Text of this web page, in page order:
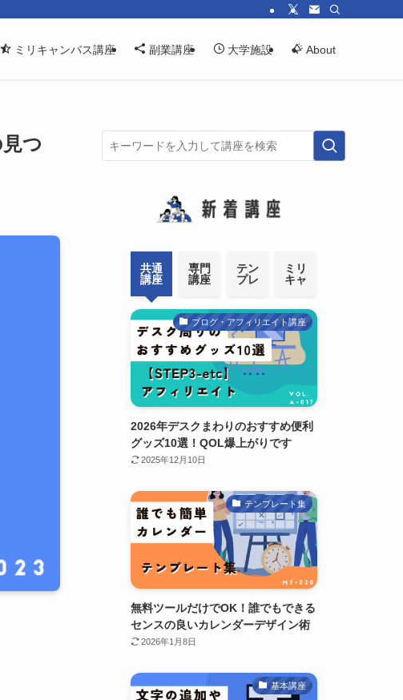
ミリキャンバス講座 副業講座 大学施設 About
つ
共通
講座
専門
講座
テン
プレ
ミリ
キャ
ブログ・アフィリエイト講座
2026年デスクまわりのおすすめ便利
グッズ10選！QOL爆上がりです
2025年12月10日
テンプレート集
無料ツールだけでOK！誰でもできる
センスの良いカレンダーデザイン術
2026年1月8日
基本講座